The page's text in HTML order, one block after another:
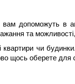
допоможуть в
та
чи
щось оберете